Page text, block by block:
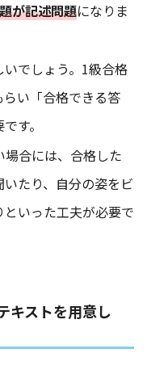
が記述問題になりま
でしょう。1級合格
い「合格できる答
す。
合には、合格した
たり、自分の姿をビ
いった工夫が必要で
キストを用意し